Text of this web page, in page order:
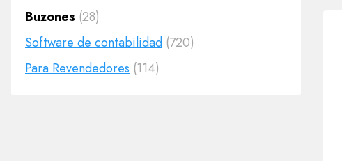
Buzones (28)
Software de contabilidad (720)
Para Revendedores (114)